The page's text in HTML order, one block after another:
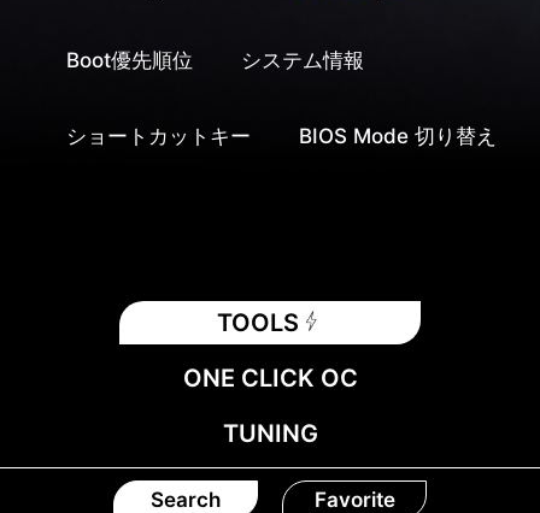
Boot優先順位 システム情報
ショートカットキー BIOS Mode 切り替え
TOOLS
ONE CLICK OC
TUNING
Search Favorite